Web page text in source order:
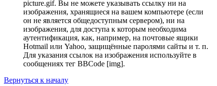
picture.gif. Вы не можете указывать ссылку ни на
изображения, хранящиеся на вашем компьютере (если
он не является общедоступным сервером), ни на
изображения, для доступа к которым необходима
аутентификация, как, например, на почтовые ящики
Hotmail или Yahoo, защищённые паролями сайты и т. п.
Для указания ссылок на изображения используйте в
сообщениях тег BBCode [img].
Вернуться к началу